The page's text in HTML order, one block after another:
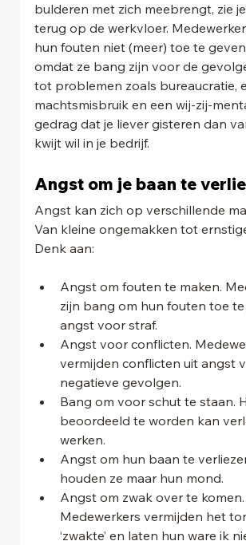
bulderen met zich meebrengt, zie
terug op de werkvloer.
hun fouten niet (meer) toe te
omdat ze bang zijn voor de
tot problemen zoals bureaucratie,
machtsmisbruik en een wij-zij-
gedrag dat je liever gisteren dan
kwijt wil in je bedrijf.
Angst om je baan te
Angst kan zich op verschillende
Van kleine ongemakken tot
Denk aan:
Angst om fouten te maken.
zijn bang om hun fouten toe
angst voor straf.
Angst voor conflicten.
vermijden conflicten uit angst
negatieve gevolgen.
Bang om voor schut te staan.
beoordeeld te worden kan
werken.
Angst om hun baan te
houden ze maar hun mond.
Angst om zwak over te komen.
Medewerkers vermijden het
‘zwakte’ en laten hun ware ik